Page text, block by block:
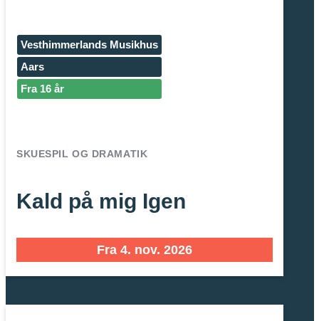
Vesthimmerlands Musikhus
Aars
Fra 16 år
SKUESPIL OG DRAMATIK
Kald på mig Igen
Fra 4. nov. 2026